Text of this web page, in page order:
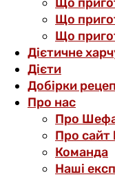
Що
Що
Дієтичне
Дієти
Добірки
Про нас
Про
Про
Команда
Наші